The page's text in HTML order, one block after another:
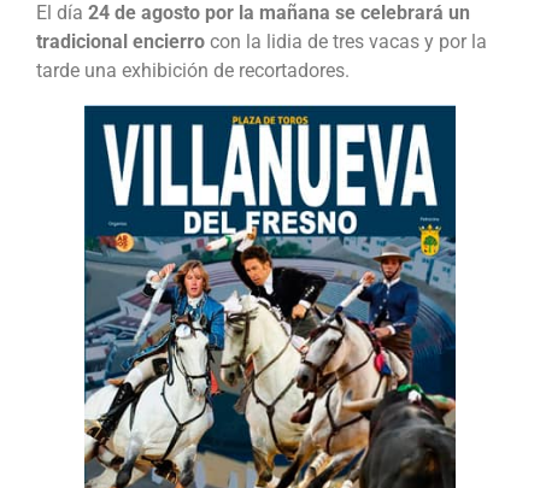
El día 24 de agosto por la mañana se celebrará un
tradicional encierro con la lidia de tres vacas y por la
tarde una exhibición de recortadores.